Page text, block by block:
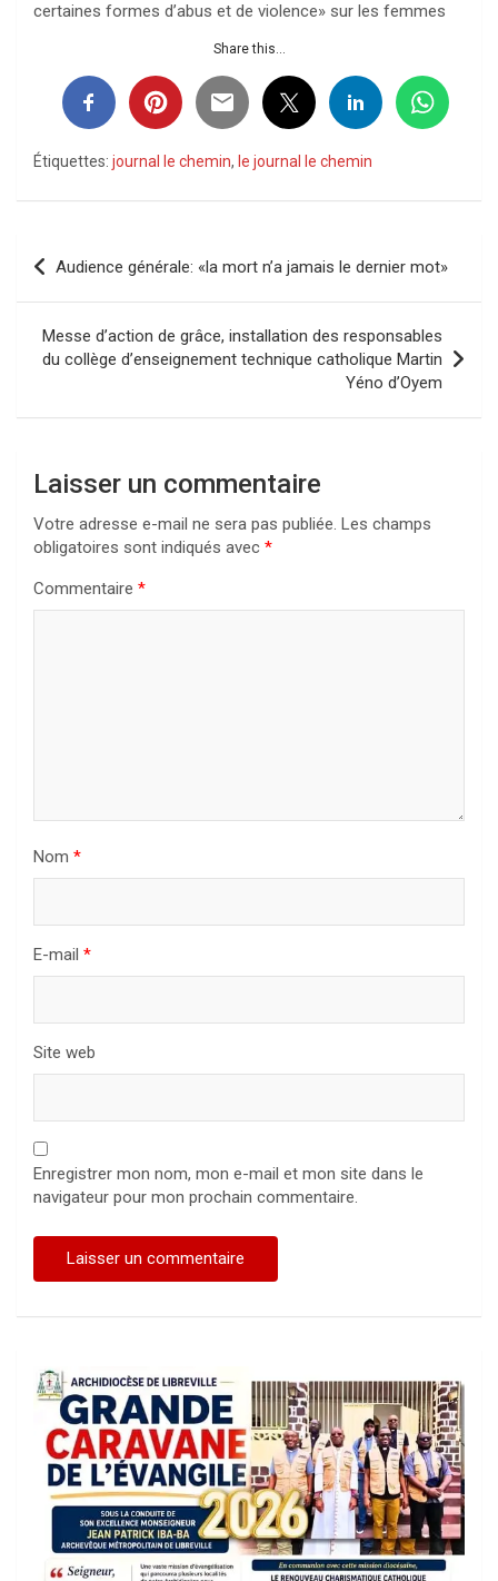
certaines formes d’abus et de violence» sur les femmes
Share this...
Étiquettes: journal le chemin, le journal le chemin
Navigation
de
l’article
Audience générale: «la mort n’a jamais le dernier mot»
Messe d’action de grâce, installation des responsables
du collège d’enseignement technique catholique Martin
Yéno d’Oyem
Laisser un commentaire
Votre adresse e-mail ne sera pas publiée. Les champs
obligatoires sont indiqués avec *
Commentaire *
Nom *
E-mail *
Site web
Enregistrer mon nom, mon e-mail et mon site dans le
navigateur pour mon prochain commentaire.